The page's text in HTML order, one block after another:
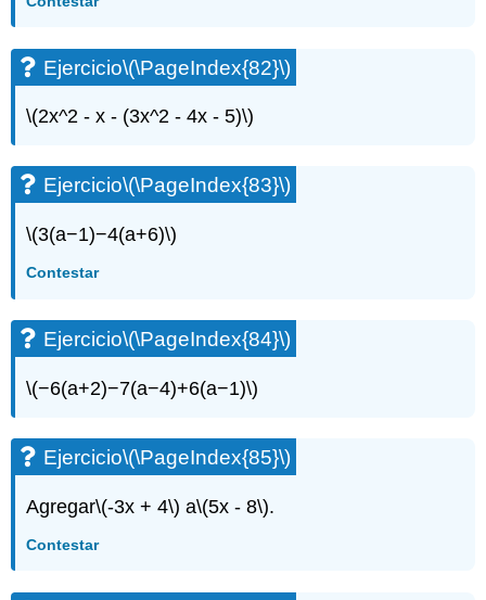
Ejercicio\(\PageIndex{82}\)
\(2x^2 - x - (3x^2 - 4x - 5)\)
Ejercicio\(\PageIndex{83}\)
\(3(a−1)−4(a+6)\)
Contestar
Ejercicio\(\PageIndex{84}\)
\(−6(a+2)−7(a−4)+6(a−1)\)
Ejercicio\(\PageIndex{85}\)
Agregar\(-3x + 4\) a\(5x - 8\).
Contestar